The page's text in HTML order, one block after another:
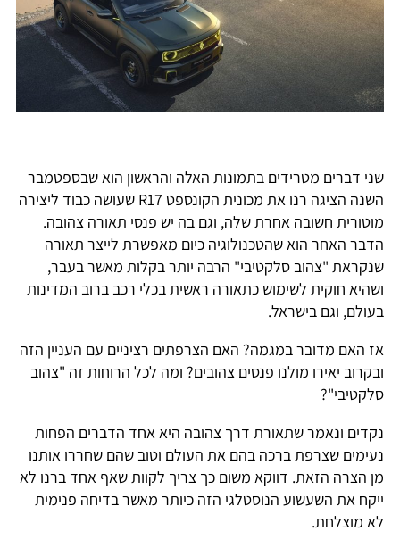
שני דברים מטרידים בתמונות האלה והראשון הוא שבספטמבר
השנה הציגה רנו את מכונית הקונספט R17 שעושה כבוד ליצירה
מוטורית חשובה אחרת שלה, וגם בה יש פנסי תאורה צהובה.
הדבר האחר הוא שהטכנולוגיה כיום מאפשרת לייצר תאורה
שנקראת "צהוב סלקטיבי" הרבה יותר בקלות מאשר בעבר,
ושהיא חוקית לשימוש כתאורה ראשית בכלי רכב ברוב המדינות
בעולם, וגם בישראל.
אז האם מדובר במגמה? האם הצרפתים רציניים עם העניין הזה
ובקרוב יאירו מולנו פנסים צהובים? ומה לכל הרוחות זה "צהוב
סלקטיבי"?
נקדים ונאמר שתאורת דרך צהובה היא אחד הדברים הפחות
נעימים שצרפת ברכה בהם את העולם וטוב שהם שחררו אותנו
מן הצרה הזאת. דווקא משום כך צריך לקוות שאף אחד ברנו לא
ייקח את השעשוע הנוסטלגי הזה כיותר מאשר בדיחה פנימית
לא מוצלחת.